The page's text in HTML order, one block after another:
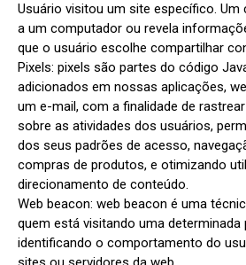
Usuário visitou um site específico.
a um computador ou revela
que o usuário escolhe compartilhar
Pixels: pixels são partes do código
adicionados em nossas aplicações,
um e-mail, com a finalidade de
sobre as atividades dos usuários,
dos seus padrões de acesso,
compras de produtos, e otimizando
direcionamento de conteúdo.
Web beacon: web beacon é uma
quem está visitando uma determinada
identificando o comportamento do